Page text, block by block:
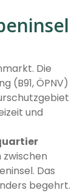
Die
(B91, ÖPNV)
und
zwischen
Das
begehrt.